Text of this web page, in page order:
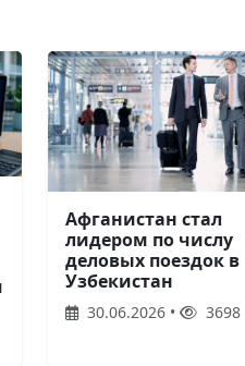
Афганистан стал
лидером по числу
деловых поездок в
Узбекистан
30.06.2026 • 3698